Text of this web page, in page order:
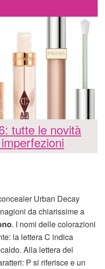
tutte le novità
Urban Decay
da chiarissime a
. I nomi delle colorazioni
la lettera C indica
Alla lettera del
P si riferisce e un